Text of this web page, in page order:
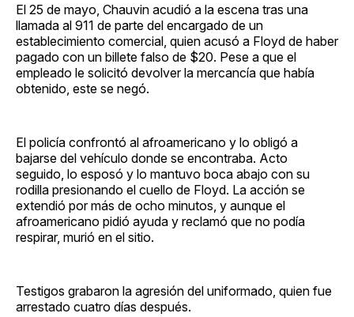
El 25 de mayo, Chauvin acudió a la escena tras una
llamada al 911 de parte del encargado de un
establecimiento comercial, quien acusó a Floyd de haber
pagado con un billete falso de $20. Pese a que el
empleado le solicitó devolver la mercancía que había
obtenido, este se negó.
El policía confrontó al afroamericano y lo obligó a
bajarse del vehículo donde se encontraba. Acto
seguido, lo esposó y lo mantuvo boca abajo con su
rodilla presionando el cuello de Floyd. La acción se
extendió por más de ocho minutos, y aunque el
afroamericano pidió ayuda y reclamó que no podía
respirar, murió en el sitio.
Testigos grabaron la agresión del uniformado, quien fue
arrestado cuatro días después.